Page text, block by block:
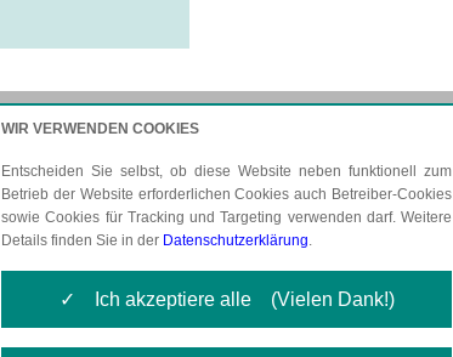
AKTUELLES KARRIERE
WIR VERWENDEN COOKIES
Entscheiden Sie selbst, ob diese Website neben funktionell zum
Betrieb der Website erforderlichen Cookies auch Betreiber-Cookies
sowie Cookies für Tracking und Targeting verwenden darf. Weitere
Details finden Sie in der Datenschutzerklärung.
✓ Ich akzeptiere alle (Vielen Dank!)